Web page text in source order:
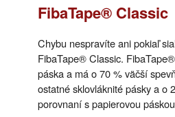
FibaTape® Classic
Chybu nespravíte ani pokiaľ
FibaTape® Classic.
páska a má o 70 % väčší
ostatné sklovláknité pásky a o
porovnaní s papierovou